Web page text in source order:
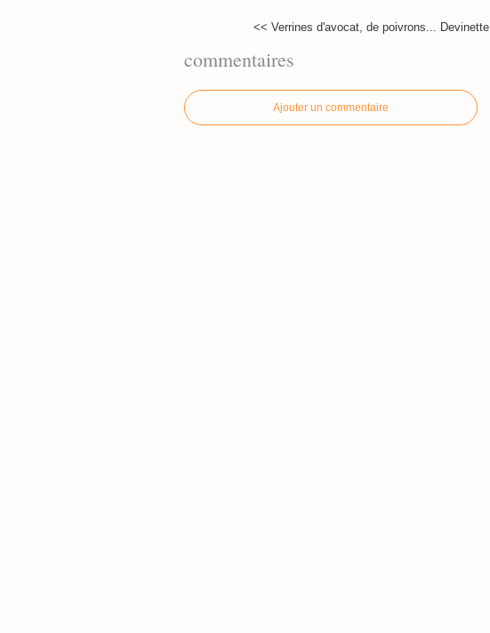
<< Verrines d'avocat, de poivrons...
commentaires
Ajouter un commentaire